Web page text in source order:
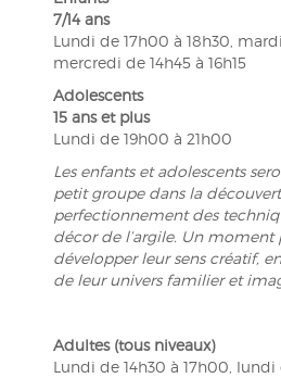
7/14 ans
Lundi de 17h00 à 18h30,
mercredi de 14h45 à 16h15
Adolescents
15 ans et plus
Lundi de 19h00 à 21h00
Les enfants et adolescents
petit groupe dans la
perfectionnement des
décor de l’argile. Un moment
développer leur sens créatif,
de leur univers familier et
Adultes (tous niveaux)
Lundi de 14h30 à 17h00, lundi